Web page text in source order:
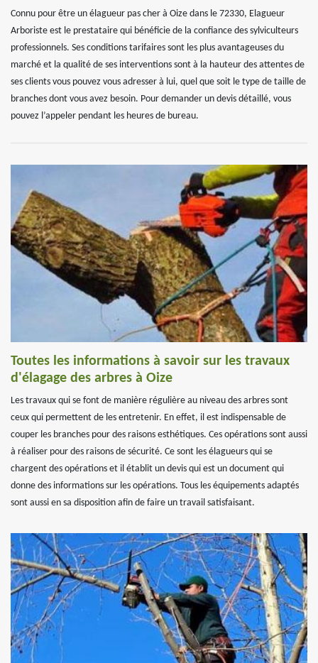
Connu pour être un élagueur pas cher à Oize dans le 72330, Elagueur
Arboriste est le prestataire qui bénéficie de la confiance des sylviculteurs
professionnels. Ses conditions tarifaires sont les plus avantageuses du
marché et la qualité de ses interventions sont à la hauteur des attentes de
ses clients vous pouvez vous adresser à lui, quel que soit le type de taille de
branches dont vous avez besoin. Pour demander un devis détaillé, vous
pouvez l’appeler pendant les heures de bureau.
Toutes les informations à savoir sur les travaux
d'élagage des arbres à Oize
Les travaux qui se font de manière régulière au niveau des arbres sont
ceux qui permettent de les entretenir. En effet, il est indispensable de
couper les branches pour des raisons esthétiques. Ces opérations sont aussi
à réaliser pour des raisons de sécurité. Ce sont les élagueurs qui se
chargent des opérations et il établit un devis qui est un document qui
donne des informations sur les opérations. Tous les équipements adaptés
sont aussi en sa disposition afin de faire un travail satisfaisant.